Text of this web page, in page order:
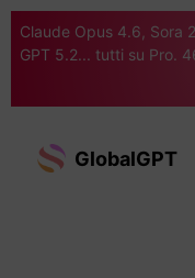
Claude Opus 4.6, Sora
GPT 5.2... tutti su Pro.
GlobalGPT